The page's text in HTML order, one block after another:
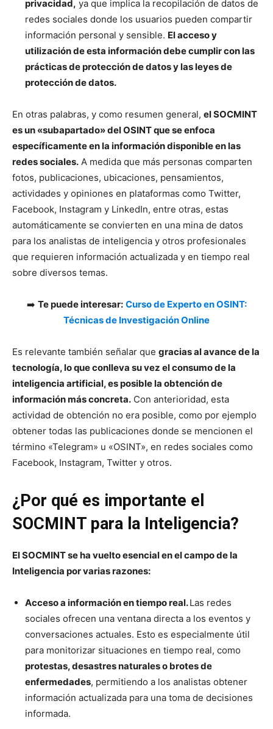
privacidad, ya que implica la recopilación de datos de
redes sociales donde los usuarios pueden compartir
información personal y sensible. El acceso y
utilización de esta información debe cumplir con las
prácticas de protección de datos y las leyes de
protección de datos.
En otras palabras, y como resumen general, el SOCMINT
es un «subapartado» del OSINT que se enfoca
específicamente en la información disponible en las
redes sociales. A medida que más personas comparten
fotos, publicaciones, ubicaciones, pensamientos,
actividades y opiniones en plataformas como Twitter,
Facebook, Instagram y LinkedIn, entre otras, estas
automáticamente se convierten en una mina de datos
para los analistas de inteligencia y otros profesionales
que requieren información actualizada y en tiempo real
sobre diversos temas.
➡️ Te puede interesar: Curso de Experto en OSINT:
Técnicas de Investigación Online
Es relevante también señalar que gracias al avance de la
tecnología, lo que conlleva su vez el consumo de la
inteligencia artificial, es posible la obtención de
información más concreta. Con anterioridad, esta
actividad de obtención no era posible, como por ejemplo
obtener todas las publicaciones donde se mencionen el
término «Telegram» u «OSINT», en redes sociales como
Facebook, Instagram, Twitter y otros.
¿Por qué es importante el
SOCMINT para la Inteligencia?
El SOCMINT se ha vuelto esencial en el campo de la
Inteligencia por varias razones:
Acceso a información en tiempo real.Las redes
sociales ofrecen una ventana directa a los eventos y
conversaciones actuales. Esto es especialmente útil
para monitorizar situaciones en tiempo real, como
protestas, desastres naturales o brotes de
enfermedades, permitiendo a los analistas obtener
información actualizada para una toma de decisiones
informada.